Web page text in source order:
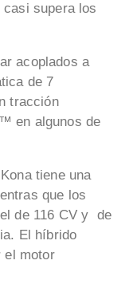
supera los
acoplados a
de 7
tracción
en algunos de
tiene una
que los
de 116 CV y de
El híbrido
el motor